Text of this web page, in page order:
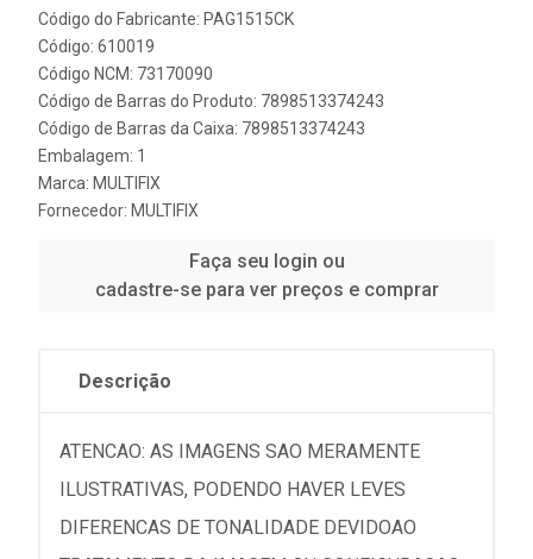
Código do Fabricante: PAG1515CK
Código: 610019
Código NCM: 73170090
Código de Barras do Produto: 7898513374243
Código de Barras da Caixa: 7898513374243
Embalagem: 1
Marca: MULTIFIX
Fornecedor: MULTIFIX
Faça seu login ou
cadastre-se para ver preços e comprar
Descrição
ATENCAO: AS IMAGENS SAO MERAMENTE
ILUSTRATIVAS, PODENDO HAVER LEVES
DIFERENCAS DE TONALIDADE DEVIDOAO